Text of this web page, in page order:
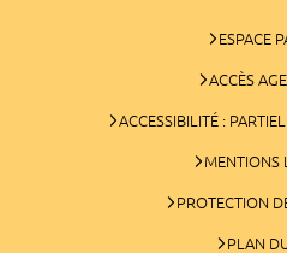
ESPACE
ACCÈS
ACCESSIBILITÉ :
MENTIONS
PROTECTION
PLAN